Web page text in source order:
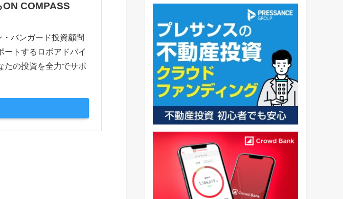
ON COMPASS
バンガード投資顧問
ートするロボアドバイ
たの投資を全力でサポ